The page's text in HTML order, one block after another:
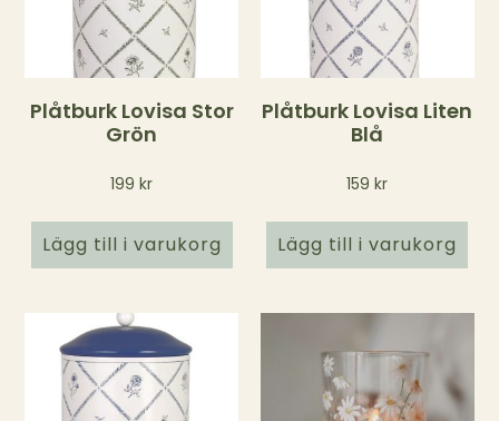
Plåtburk Lovisa Stor
Grön
199kr
Lägg till i varukorg
Plåtburk Lovisa Liten
Blå
159kr
Lägg till i varukorg